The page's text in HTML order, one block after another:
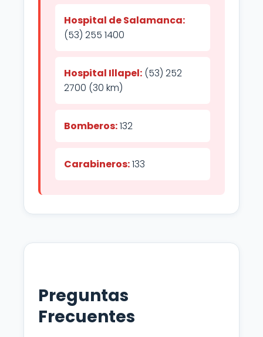
Hospital de Salamanca:
(53) 255 1400
Hospital Illapel: (53) 252
2700 (30 km)
Bomberos:132
Carabineros:133
Preguntas
Frecuentes